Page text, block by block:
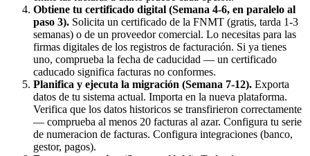
Obtiene tu certificado digital (Semana 4-6, en paralelo al
paso 3). Solicita un certificado de la FNMT (gratis, tarda 1-3
semanas) o de un proveedor comercial. Lo necesitas para las
firmas digitales de los registros de facturación. Si ya tienes
uno, comprueba la fecha de caducidad — un certificado
caducado significa facturas no conformes.
Planifica y ejecuta la migración (Semana 7-12). Exporta
datos de tu sistema actual. Importa en la nueva plataforma.
Verifica que los datos historicos se transfirieron correctamente
— comprueba al menos 20 facturas al azar. Configura tu serie
de numeracion de facturas. Configura integraciones (banco,
gestor, pagos).